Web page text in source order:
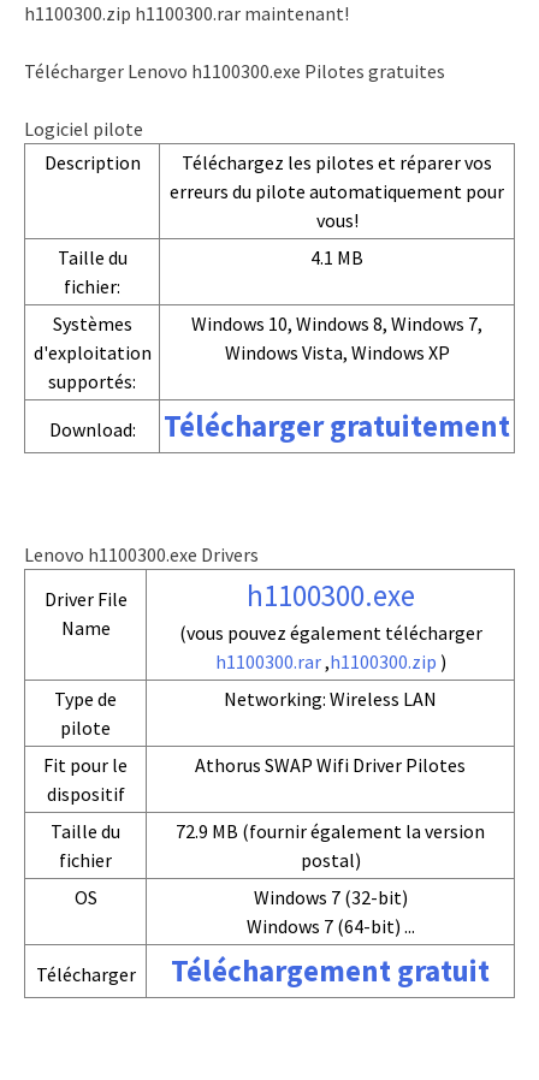
h1100300.zip h1100300.rar maintenant!
Télécharger Lenovo h1100300.exe Pilotes gratuites
Logiciel pilote
Description
Téléchargez les pilotes et réparer vos
erreurs du pilote automatiquement pour
vous!
Taille du
fichier:
4.1 MB
Systèmes
d'exploitation
supportés:
Windows 10, Windows 8, Windows 7,
Windows Vista, Windows XP
Download: Télécharger gratuitement
Lenovo h1100300.exe Drivers
Driver File
Name
h1100300.exe
(vous pouvez également télécharger
h1100300.rar,h1100300.zip )
Type de
pilote
Networking: Wireless LAN
Fit pour le
dispositif
Athorus SWAP Wifi Driver Pilotes
Taille du
fichier
72.9 MB (fournir également la version
postal)
OS
Windows 7 (32-bit)
Windows 7 (64-bit) ...
Télécharger
Téléchargement gratuit